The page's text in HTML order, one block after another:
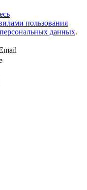
пользования
данных.